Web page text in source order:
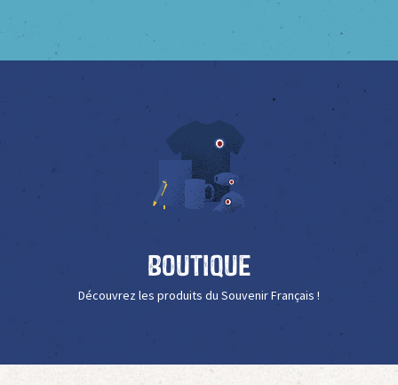
Boutique
Découvrez les produits du Souvenir Français !